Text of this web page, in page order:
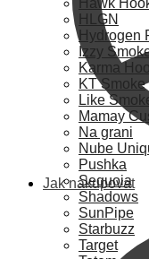
Jak nakupovat
Hawk
HLGN
Hydrogen
Izzy
Karma
KT Smoke
Like
Mamay
Na grani
Nube
Pushka
Sequoia
Shadows
SunPipe
Starbuzz
Target